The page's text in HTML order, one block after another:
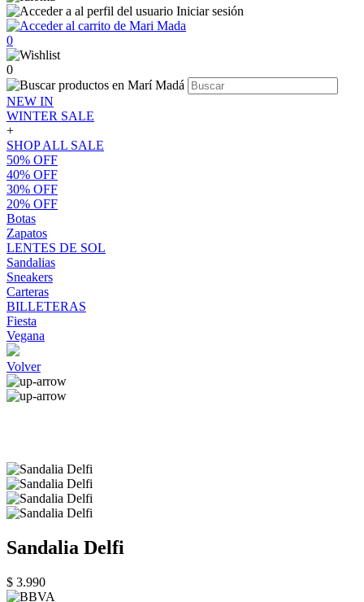
Iniciar sesión
0
0
NEW IN
WINTER SALE
+
SHOP ALL SALE
50% OFF
40% OFF
30% OFF
20% OFF
Botas
Zapatos
LENTES DE SOL
Sandalias
Sneakers
Carteras
BILLETERAS
Fiesta
Vegana
Volver
Sandalia Delfi
$ 3.990